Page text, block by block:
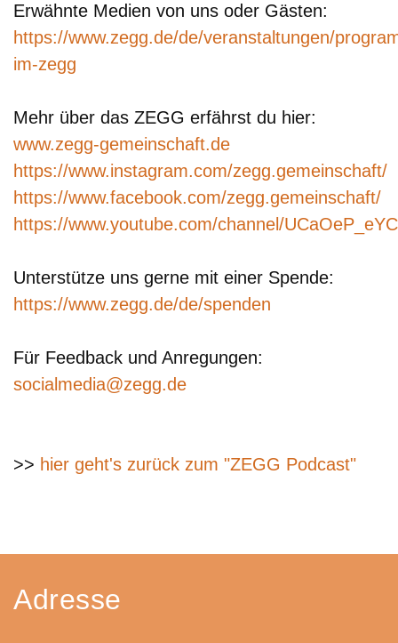
Erwähnte Medien von uns oder Gästen:
https://www.zegg.de/de/veranstaltungen/
im-zegg
Mehr über das ZEGG erfährst du hier:
www.zegg-gemeinschaft.de
https://www.instagram.com/zegg.gemeinschaft/
https://www.facebook.com/zegg.gemeinschaft/
https://www.youtube.com/channel/
Unterstütze uns gerne mit einer Spende:
https://www.zegg.de/de/spenden
Für Feedback und Anregungen:
socialmedia@zegg.de
>> hier geht's zurück zum "ZEGG Podcast"
Adresse